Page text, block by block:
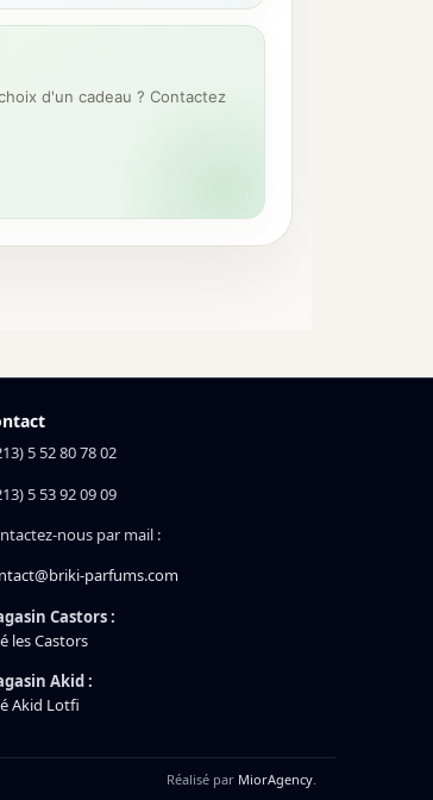
d'un cadeau ? Contactez
5 52 80 78 02
5 53 92 09 09
nous par mail :
parfums.com
Castors :
les Castors
Akid :
Akid Lotfi
Réalisé par MiorAgency.